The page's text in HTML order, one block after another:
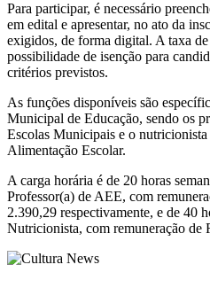
Para participar, é necessário
em edital e apresentar, no ato da
exigidos, de forma digital. A taxa
possibilidade de isenção para
critérios previstos.
As funções disponíveis são
Municipal de Educação, sendo os
Escolas Municipais e o
Alimentação Escolar.
A carga horária é de 20 horas
Professor(a) de AEE, com
2.390,29 respectivamente, e de 40
Nutricionista, com remuneração de